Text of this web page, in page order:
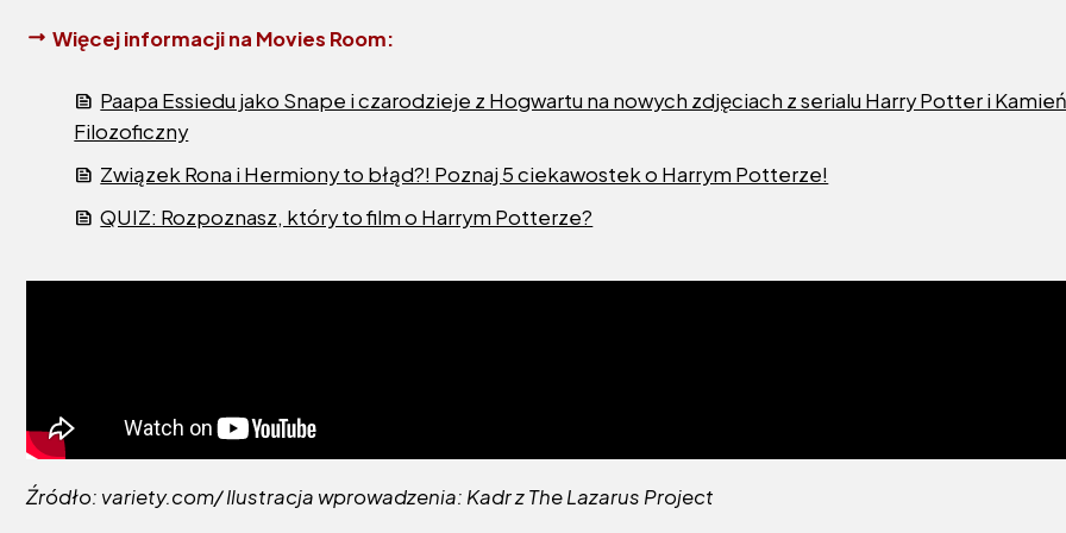
Więcej informacji na Movies Room:
Paapa Essiedu jako Snape i czarodzieje z Hogwartu na nowych zdjęciach z serialu Harry Potter i
Filozoficzny
Związek Rona i Hermiony to błąd?! Poznaj 5 ciekawostek o Harrym Potterze!
QUIZ: Rozpoznasz, który to film o Harrym Potterze?
Źródło: variety.com/ Ilustracja wprowadzenia: Kadr z The Lazarus Project